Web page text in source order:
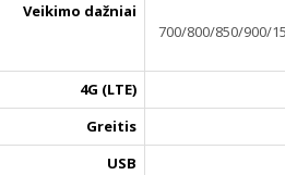
Veikimo dažniai
700/800/850/900/
4G (LTE)
Greitis
USB